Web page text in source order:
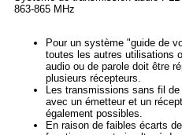
863-865 MHz
Pour un système "guide de
toutes les autres utilisations
audio ou de parole doit être
plusieurs récepteurs.
Les transmissions sans fil
avec un émetteur et un
également possibles.
En raison de faibles écarts